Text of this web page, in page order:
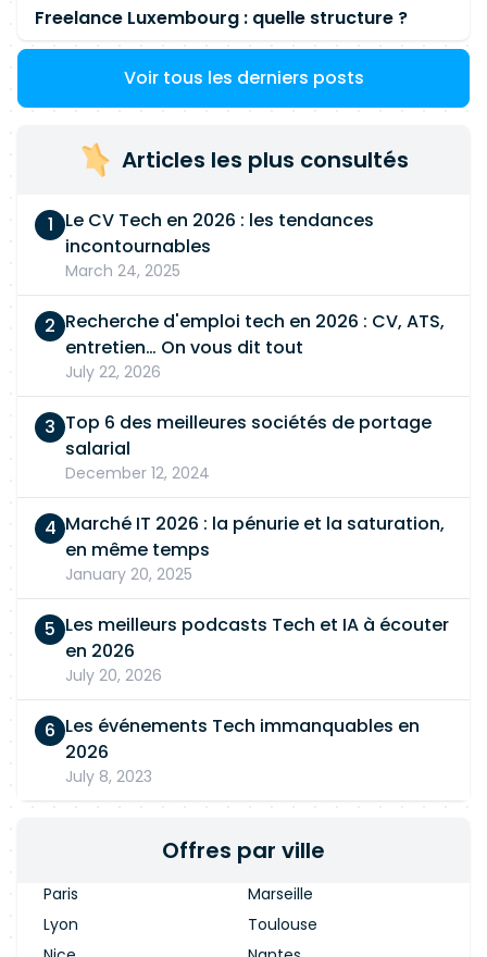
Freelance Luxembourg : quelle structure ?
Voir tous les derniers posts
Articles les plus consultés
Le CV Tech en 2026 : les tendances
incontournables
March 24, 2025
Recherche d'emploi tech en 2026 : CV, ATS,
entretien… On vous dit tout
July 22, 2026
Top 6 des meilleures sociétés de portage
salarial
December 12, 2024
Marché IT 2026 : la pénurie et la saturation,
en même temps
January 20, 2025
Les meilleurs podcasts Tech et IA à écouter
en 2026
July 20, 2026
Les événements Tech immanquables en
2026
July 8, 2023
Offres par ville
Paris
Marseille
Lyon
Toulouse